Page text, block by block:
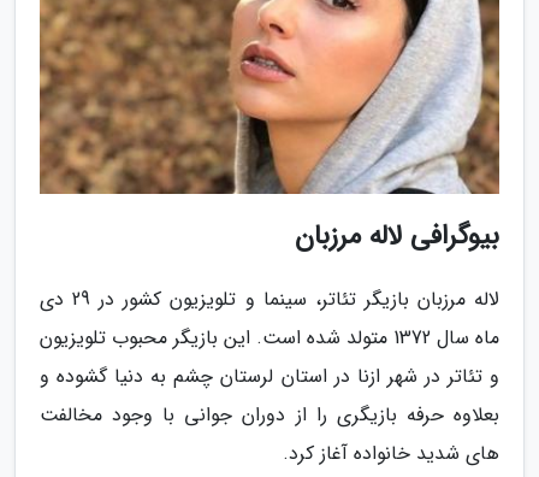
بیوگرافی لاله مرزبان
لاله مرزبان بازیگر تئاتر، سینما و تلویزیون کشور در 29 دی
ماه سال 1372 متولد شده است. این بازیگر محبوب تلویزیون
و تئاتر در شهر ازنا در استان لرستان چشم به دنیا گشوده و
بعلاوه حرفه بازیگری را از دوران جوانی با وجود مخالفت
های شدید خانواده آغاز کرد.